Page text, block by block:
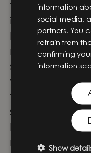
första idéerna
implementering
På Knightec
med olika
vi innovation
för företag,
stort.
För våra
möjligheter att
information
social media,
partners. You
refrain from
confirming
information
Show